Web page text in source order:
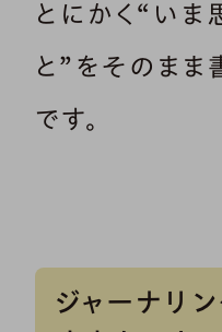
とにかく“いま
と”をそのま
です。
ジャーナリン